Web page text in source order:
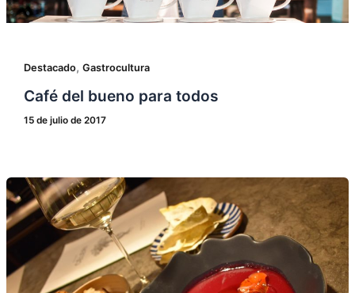
Destacado, Gastrocultura
Café del bueno para todos
15 de julio de 2017